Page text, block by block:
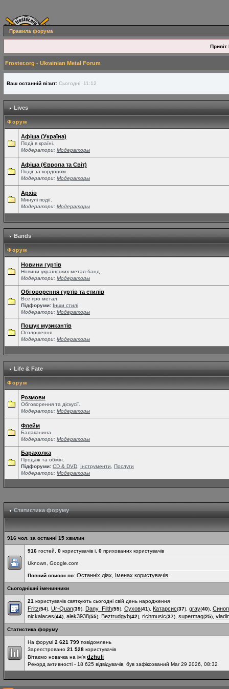
Правила форума
Привіт
Froster.org - Ukrainian Metal Forum
Ваш останній візит: Сьогодні, 11:12
Lives
Форум
Афіша (Україна)
Події в країні.
Модератори: Модераторы
Афіша (Європа та Світ)
Події за кордоном.
Модератори: Модераторы
Архів
Минулі події.
Модератори: Модераторы
Bands
Форум
Новини гуртів
Новини українських метал-банд.
Модератори: Модераторы
Обговорення гуртів та стилів
Все про метал.
Підфоруми: Інши стилі
Модератори: Модераторы
Пошук музикантів
Оголошення.
Модератори: Модераторы
Life & Fate
Форум
Розмови
Обговорення та діскусії.
Модератори: Модераторы
Флейм
Балаканина.
Модератори: Модераторы
Барахолка
Продаж та обмін.
Підфоруми: СD & DVD Інструменти
Послуги
Модератори: Модераторы
Статистика форуму
916 чол. за останні 15 хвилин
916 гостей, 0 користувачів і, 0 прихованих користувачів
Uknown, Google.com
Повний список по: Останніх діях Іменах користувачів
Сьогоднішні іменинники
21 користувачів святкують сьогодні свій день народження
Fritz(54), Ur-Quan(39), Dany_Filth(55), Сухов(41), Катарсис(37), gray(40),
nickalaces(44), alek3938(55), Beztrudgyb(42), richmusic(37), supermag(25),
Статистика форуму
На форумі 2 621 799 повідомлень
Зареєстровано 21 528 користувачів
Вітаємо новачка на ім'я dzhuli
Рекорд активності - 18 625 відвідувачів, був зафіксований Mar 29 2026, 08:32